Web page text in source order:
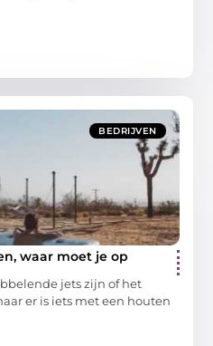
BEDRIJVEN
waar moet je op
jets zijn of het
er is iets met een houten